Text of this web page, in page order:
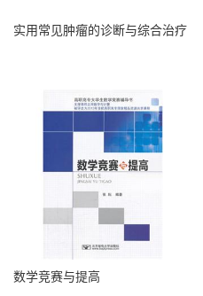
实用常见肿瘤的诊断与综合治疗
数学竞赛与提高